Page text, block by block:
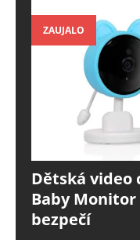
ZAUJALO
Dětská video
Baby
bezpečí